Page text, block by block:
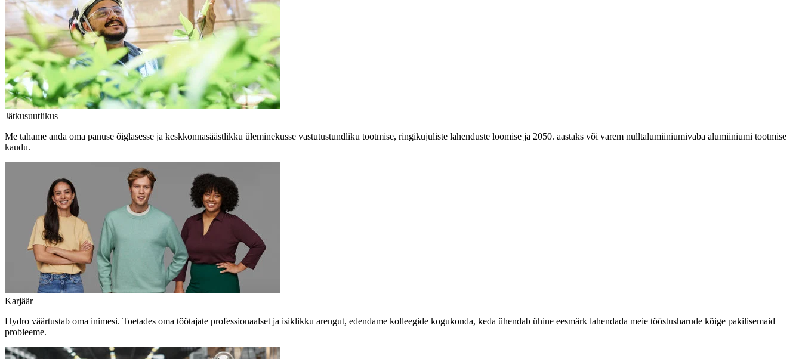
Jätkusuutlikus
Me tahame anda oma panuse õiglasesse ja keskkonnasäästlikku üleminekusse vastutustundliku tootmise, ringikujuliste lahenduste loomise ja 2050. aastaks või varem nulltalumiiniumivaba alumiiniumi tootmise
kaudu.
Karjäär
Hydro väärtustab oma inimesi. Toetades oma töötajate professionaalset ja isiklikku arengut, edendame kolleegide kogukonda, keda ühendab ühine eesmärk lahendada meie tööstusharude kõige pakilisemaid
probleeme.